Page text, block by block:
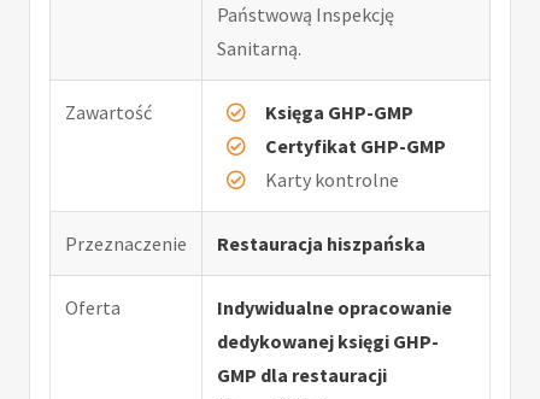
Państwową Inspekcję
Sanitarną.
Zawartość
Księga GHP-GMP
Certyfikat GHP-GMP
Karty kontrolne
Przeznaczenie Restauracja hiszpańska
Oferta
Indywidualne opracowanie
dedykowanej księgi GHP-
GMP dla restauracji